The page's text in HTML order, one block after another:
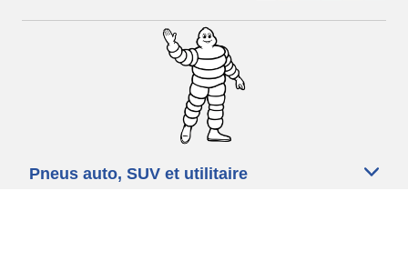
Pneus auto, SUV et utilitaire